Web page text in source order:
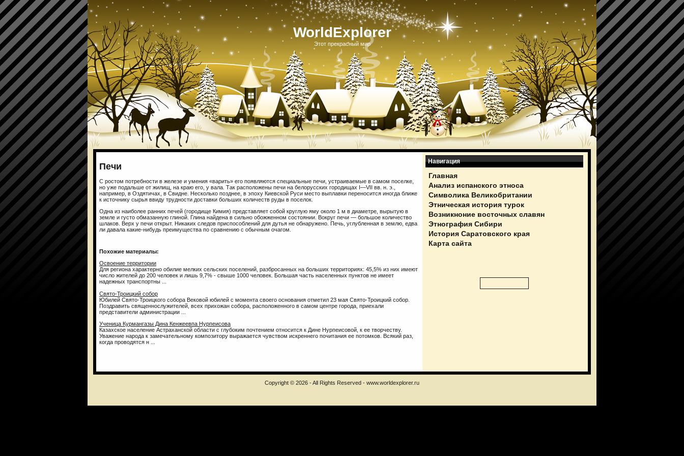
WorldExplorer
Этот прекрасный мир
Навигация
Главная
Анализ испанского этноса
Символика Великобритании
Этническая история турок
Возникноние восточных славян
Этнография Сибири
История Саратовского края
Карта сайта
Печи
С ростом потребности в железе и умения «варить» его появляются специальные печи, устраиваемые в самом поселке,
но уже подальше от жилищ, на краю его, у вала. Так расположены печи на белорусских городищах I—VII вв. н. э.,
например, в Оздятичах, в Свидне. Несколько позднее, в эпоху Киевской Руси место выплавки переносится иногда ближе
к источнику сырья ввиду трудности доставки больших количеств руды в поселок.
Одна из наиболее ранних печей (городище Кимия) представляет собой круглую яму около 1 м в диаметре, вырытую в
земле и густо обмазанную глиной. Глина найдена в сильно обожженном состоянии. Вокруг печи — большое количество
шлаков. Верх у печи открыт. Никаких следов приспособлений для дутья не обнаружено. Печь, углубленная в землю, едва
ли давала какие-нибудь преимущества по сравнению с обычным очагом.
Похожие материалы:
Освоение территории
Для региона характерно обилие мелких сельских поселений, разбросанных на больших территориях: 45,5% из них имеют
число жителей до 200 человек и лишь 9,7% - свыше 1000 человек. Большая часть населенных пунктов не имеет
надежных транспортны ...
Свято-Троицкий собор
Юбилей Свято-Троицкого собора Вековой юбилей с момента своего основания отметил 23 мая Свято-Троицкий собор.
Поздравить священнослужителей, всех прихожан собора, расположенного в самом центре города, приехали
представители администрации ...
Ученица Курмангазы Дина Кенжеевпа Нурпеисова
Казахское население Астраханской области с глубоким почтением относится к Дине Нурпеисовой, к ее творчеству.
Уважение народа к замечательному композитору выражается чувством искреннего почитания ее потомков. Всякий раз,
когда проводятся н ...
Copyright © 2026 - All Rights Reserved - www.worldexplorer.ru